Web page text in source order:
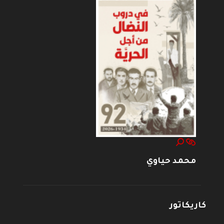
محمد حياوي
كاريكاتور